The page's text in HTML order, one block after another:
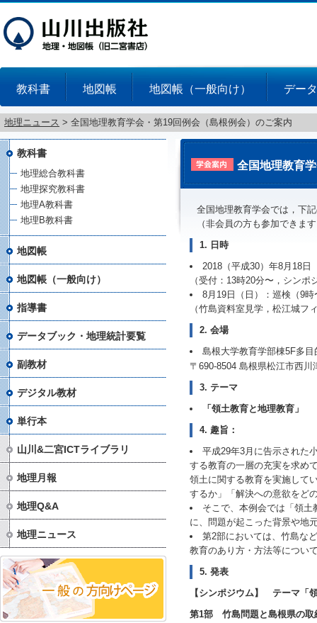
教科書 地図帳 地図帳（一般向け） デー
地理ニュース > 全国地理教育学会・第19回例会（島根例会）のご案内
全国地理教育
全国地理教育学会では，下
（非会員の方も参加できま
1. 日時
2018（平成30）年8月18日
（受付：13時20分〜，シン
8月19日（日）：巡検（9時
（竹島資料室見学，松江城フ
2. 会場
島根大学教育学部棟5F多
〒690-8504 島根県松江市西川
3. テーマ
「領土教育と地理教育」
4. 趣旨：
平成29年3月に告示された
する教育の一層の充実を求め
領土に関する教育を実施して
するか」「解決への意欲をど
そこで、本例会では「領
に、問題が起こった背景や地
第2部においては、竹島な
教育のあり方・方法等につい
5. 発表
【シンポジウム】 テーマ「
第1部 竹島問題と島根県の取
教科書
地理総合教科書
地理探究教科書
地理A教科書
地理B教科書
地図帳
地図帳（一般向け）
指導書
データブック・地理統計要覧
副教材
デジタル教材
単行本
山川&二宮ICTライブラリ
地理月報
地理Q&A
地理ニュース